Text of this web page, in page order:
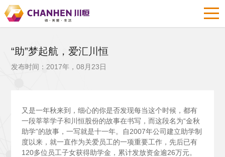
“助”梦起航，爱汇川恒
发布时间：2017年，08月23日
又是一年秋来到，细心的你是否发现每当这个时候，都有
一段莘莘学子和川恒股份的故事在书写，而这段名为“金秋
助学”的故事，一写就是十一年。自2007年公司建立助学制
度以来，就一直作为关爱员工的一项重要工作，先后已有
120多位员工子女获得助学金，累计发放资金逾26万元。